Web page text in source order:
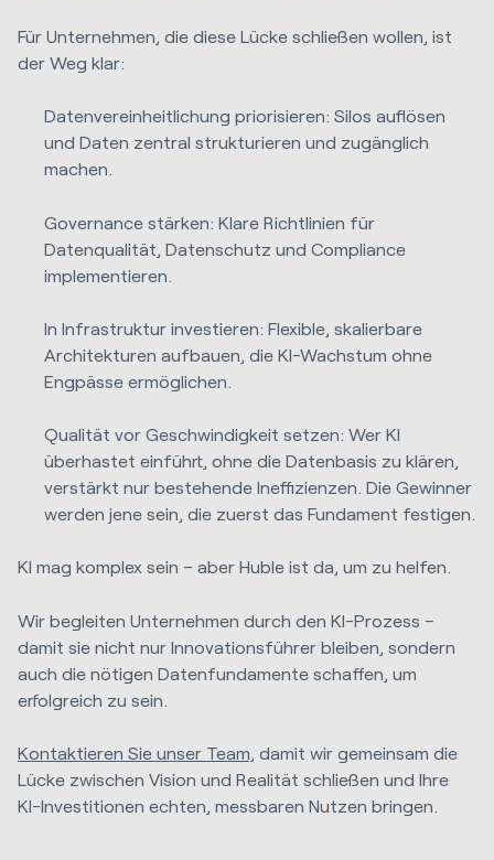
Für Unternehmen, die diese Lücke schließen wollen, ist
der Weg klar:
Datenvereinheitlichung priorisieren: Silos auflösen
und Daten zentral strukturieren und zugänglich
machen.
Governance stärken: Klare Richtlinien für
Datenqualität, Datenschutz und Compliance
implementieren.
In Infrastruktur investieren: Flexible, skalierbare
Architekturen aufbauen, die KI-Wachstum ohne
Engpässe ermöglichen.
Qualität vor Geschwindigkeit setzen: Wer KI
überhastet einführt, ohne die Datenbasis zu klären,
verstärkt nur bestehende Ineffizienzen. Die Gewinner
werden jene sein, die zuerst das Fundament festigen.
KI mag komplex sein – aber Huble ist da, um zu helfen.
Wir begleiten Unternehmen durch den KI-Prozess –
damit sie nicht nur Innovationsführer bleiben, sondern
auch die nötigen Datenfundamente schaffen, um
erfolgreich zu sein.
Kontaktieren Sie unser Team, damit wir gemeinsam die
Lücke zwischen Vision und Realität schließen und Ihre
KI-Investitionen echten, messbaren Nutzen bringen.